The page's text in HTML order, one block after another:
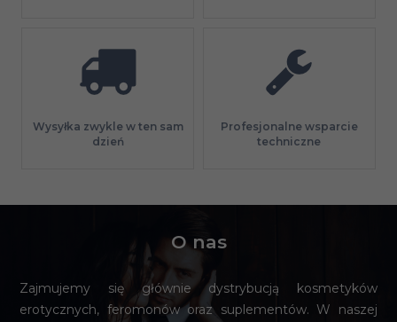
Wysyłka zwykle w ten sam
dzień
Profesjonalne wsparcie
techniczne
O nas
Zajmujemy się głównie dystrybucją kosmetyków
erotycznych, feromonów oraz suplementów. W naszej